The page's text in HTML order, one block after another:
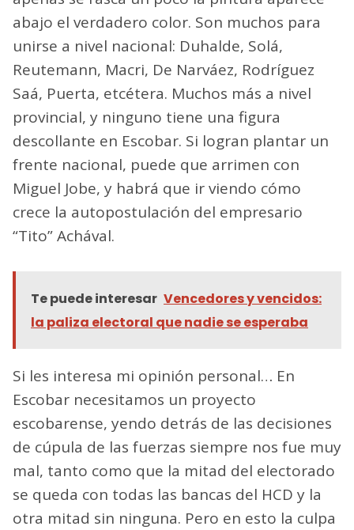
abajo el verdadero color. Son muchos para
unirse a nivel nacional: Duhalde, Solá,
Reutemann, Macri, De Narváez, Rodríguez
Saá, Puerta, etcétera. Muchos más a nivel
provincial, y ninguno tiene una figura
descollante en Escobar. Si logran plantar un
frente nacional, puede que arrimen con
Miguel Jobe, y habrá que ir viendo cómo
crece la autopostulación del empresario
“Tito” Achával.
Te puede interesar Vencedores y vencidos:
la paliza electoral que nadie se esperaba
Si les interesa mi opinión personal… En
Escobar necesitamos un proyecto
escobarense, yendo detrás de las decisiones
de cúpula de las fuerzas siempre nos fue muy
mal, tanto como que la mitad del electorado
se queda con todas las bancas del HCD y la
otra mitad sin ninguna. Pero en esto la culpa